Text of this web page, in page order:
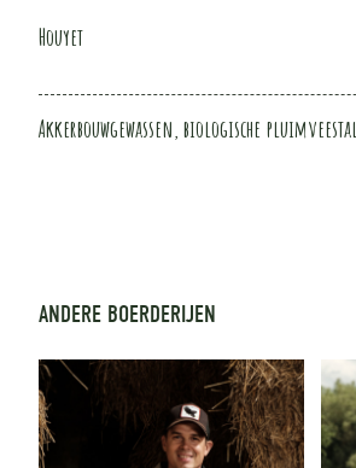
Houyet
Akkerbouwgewassen, biologische pluimveestal
ANDERE BOERDERIJEN